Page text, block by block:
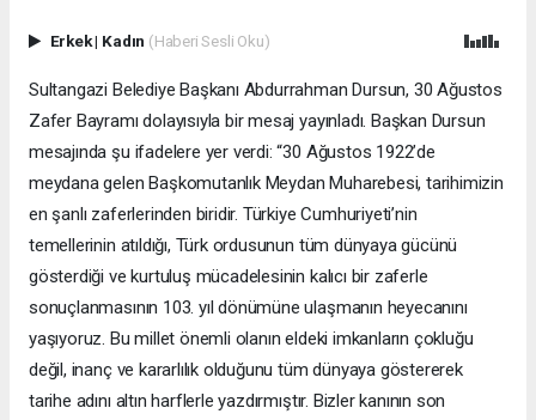
Erkek| Kadın (Haberi Sesli Oku)
Sultangazi Belediye Başkanı Abdurrahman Dursun, 30 Ağustos
Zafer Bayramı dolayısıyla bir mesaj yayınladı. Başkan Dursun
mesajında şu ifadelere yer verdi: “30 Ağustos 1922’de
meydana gelen Başkomutanlık Meydan Muharebesi, tarihimizin
en şanlı zaferlerinden biridir. Türkiye Cumhuriyeti’nin
temellerinin atıldığı, Türk ordusunun tüm dünyaya gücünü
gösterdiği ve kurtuluş mücadelesinin kalıcı bir zaferle
sonuçlanmasının 103. yıl dönümüne ulaşmanın heyecanını
yaşıyoruz. Bu millet önemli olanın eldeki imkanların çokluğu
değil, inanç ve kararlılık olduğunu tüm dünyaya göstererek
tarihe adını altın harflerle yazdırmıştır. Bizler kanının son